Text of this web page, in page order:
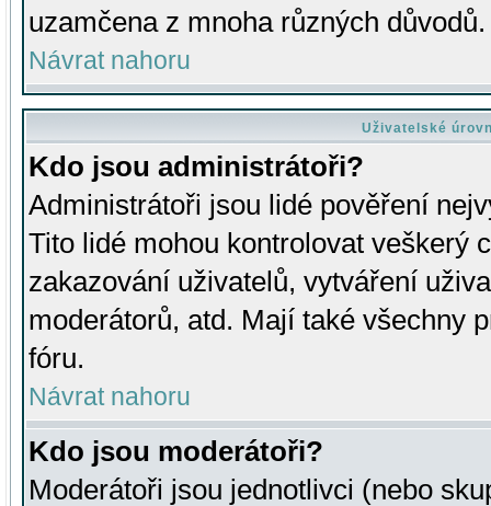
uzamčena z mnoha různých důvodů.
Návrat nahoru
Uživatelské
Kdo jsou administrátoři?
Administrátoři jsou lidé pověření
Tito lidé mohou kontrolovat veškerý
zakazování uživatelů, vytváření
moderátorů, atd. Mají také všechny
fóru.
Návrat nahoru
Kdo jsou moderátoři?
Moderátoři jsou jednotlivci (nebo